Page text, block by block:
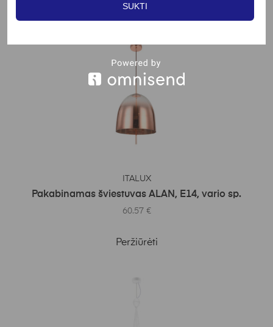
Peržiūrėti
ITALUX
Pakabinamas šviestuvas ALAN, E14, vario sp.
60.57 €
Peržiūrėti
SUKTI